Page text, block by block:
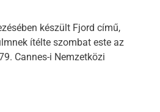
készült Fjord című,
ítélte szombat este az
Cannes-i Nemzetközi